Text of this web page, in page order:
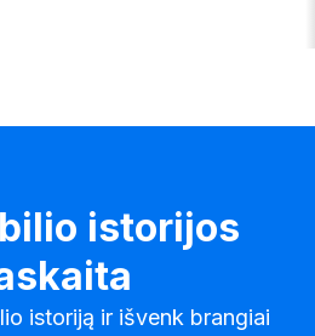
istorijos
istoriją ir išvenk brangiai